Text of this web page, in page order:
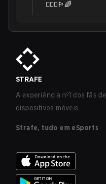
👨‍❤️‍👨🏳️‍🌈
STRAFE
A experiência nº1 dos fãs
dispositivos móveis.
Strafe, tudo em eSports